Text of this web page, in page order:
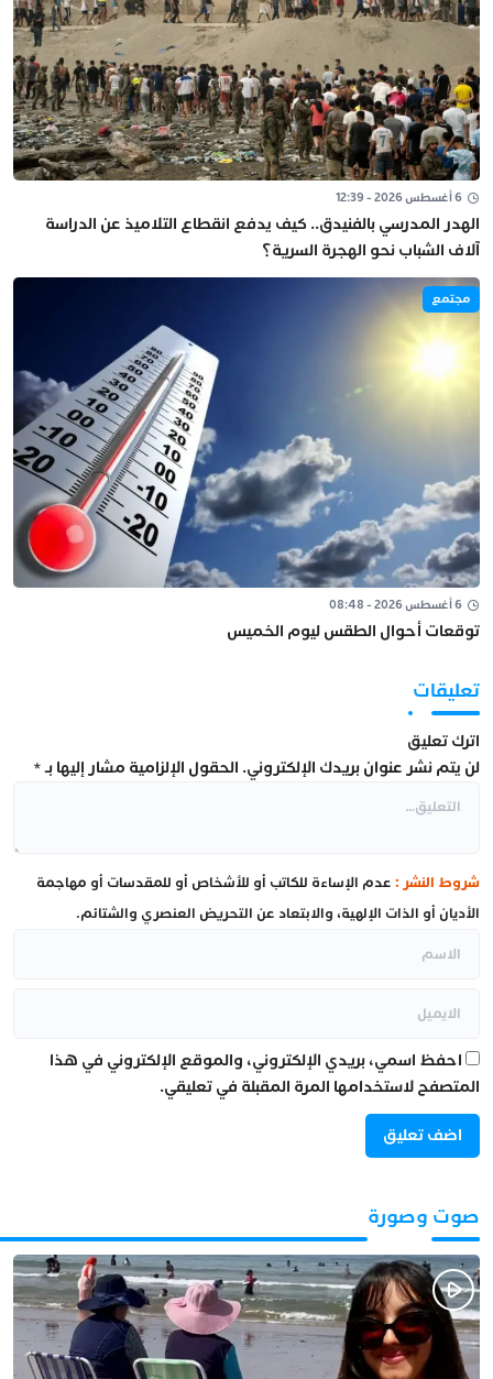
6 أغسطس 2026 - 12:39
الهدر المدرسي بالفنيدق.. كيف يدفع انقطاع التلاميذ عن الدراسة
آلاف الشباب نحو الهجرة السرية؟
مجتمع
6 أغسطس 2026 - 08:48
توقعات أحوال الطقس ليوم الخميس
تعليقات
اترك تعليق
لن يتم نشر عنوان بريدك الإلكتروني. الحقول الإلزامية مشار إليها بـ*
شروط النشر : عدم الإساءة للكاتب أو للأشخاص أو للمقدسات أو مهاجمة
الأديان أو الذات الإلهية، والابتعاد عن التحريض العنصري والشتائم.
احفظ اسمي، بريدي الإلكتروني، والموقع الإلكتروني في هذا
المتصفح لاستخدامها المرة المقبلة في تعليقي.
صوت وصورة